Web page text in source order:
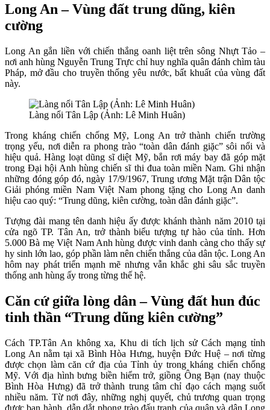
Long An – Vùng đất trung dũng, kiên
cường
Long An gắn liền với chiến thắng oanh liệt trên sông Nhựt Tảo –
nơi anh hùng Nguyễn Trung Trực chỉ huy nghĩa quân đánh chìm tàu
Pháp, mở đầu cho truyền thống yêu nước, bất khuất của vùng đất
này.
Làng nổi Tân Lập (Ảnh: Lê Minh Huân)
Trong kháng chiến chống Mỹ, Long An trở thành chiến trường
trọng yếu, nơi diễn ra phong trào “toàn dân đánh giặc” sôi nổi và
hiệu quả. Hàng loạt dũng sĩ diệt Mỹ, bắn rơi máy bay đã góp mặt
trong Đại hội Anh hùng chiến sĩ thi đua toàn miền Nam. Ghi nhận
những đóng góp đó, ngày 17/9/1967, Trung ương Mặt trận Dân tộc
Giải phóng miền Nam Việt Nam phong tặng cho Long An danh
hiệu cao quý: “Trung dũng, kiên cường, toàn dân đánh giặc”.
Tượng đài mang tên danh hiệu ấy được khánh thành năm 2010 tại
cửa ngõ TP. Tân An, trở thành biểu tượng tự hào của tỉnh. Hơn
5.000 Bà mẹ Việt Nam Anh hùng được vinh danh càng cho thấy sự
hy sinh lớn lao, góp phần làm nên chiến thắng của dân tộc. Long An
hôm nay phát triển mạnh mẽ nhưng vẫn khắc ghi sâu sắc truyền
thống anh hùng ấy trong từng thế hệ.
Căn cứ giữa lòng dân – Vùng đất hun đúc
tinh thần “Trung dũng kiên cường”
Cách TP.Tân An không xa, Khu di tích lịch sử Cách mạng tỉnh
Long An nằm tại xã Bình Hòa Hưng, huyện Đức Huệ – nơi từng
được chọn làm căn cứ địa của Tỉnh ủy trong kháng chiến chống
Mỹ. Với địa hình bưng biền hiểm trở, giồng Ông Bạn (nay thuộc
Bình Hòa Hưng) đã trở thành trung tâm chỉ đạo cách mạng suốt
nhiều năm. Từ nơi đây, những nghị quyết, chủ trương quan trọng
được ban hành, dẫn dắt phong trào đấu tranh của quân và dân Long